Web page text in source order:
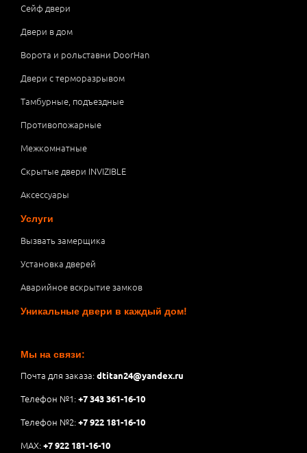
Сейф двери
Двери в дом
Ворота и рольставни DoorHan
Двери с терморазрывом
Тамбурные, подъездные
Противопожарные
Межкомнатные
Скрытые двери INVIZIBLE
Аксессуары
Услуги
Вызвать замерщика
Установка дверей
Аварийное вскрытие замков
Уникальные двери в каждый дом!
Мы на связи:
Почта для заказа:dtitan24@yandex.ru
Телефон №1:+7 343 361-16-10
Телефон №2:+7 922 181-16-10
MAX:+7 922 181-16-10